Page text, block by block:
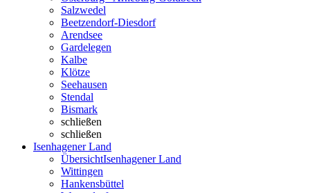
Salzwedel
Beetzendorf-Diesdorf
Arendsee
Gardelegen
Kalbe
Klötze
Seehausen
Stendal
Bismark
schließen
schließen
Isenhagener Land
ÜbersichtIsenhagener Land
Wittingen
Hankensbüttel